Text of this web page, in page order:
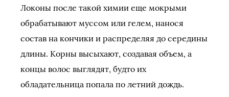
Локоны после такой химии еще мокрыми
обрабатывают муссом или гелем, нанося
состав на кончики и распределяя до середины
длины. Корны высыхают, создавая объем, а
концы волос выглядят, будто их
обладательница попала по летний дождь.